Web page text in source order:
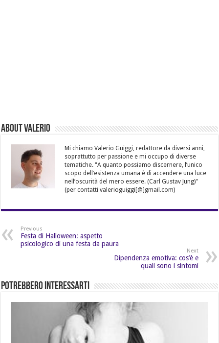
About Valerio
Mi chiamo Valerio Guiggi, redattore da diversi anni,
soprattutto per passione e mi occupo di diverse
tematiche. "A quanto possiamo discernere, l’unico
scopo dell’esistenza umana è di accendere una luce
nell’oscurità del mero essere. (Carl Gustav Jung)"
(per contatti valerioguiggi[@]gmail.com)
Previous
Festa di Halloween: aspetto
psicologico di una festa da paura
Next
Dipendenza emotiva: cos’è e
quali sono i sintomi
Potrebbero Interessarti